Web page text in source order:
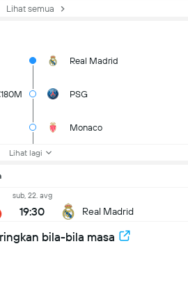
sub, 22. avg
19:30 Real Madrid
bila-bila masa
Lihat semua
Real Madrid
PSG
Monaco
Lihat lagi